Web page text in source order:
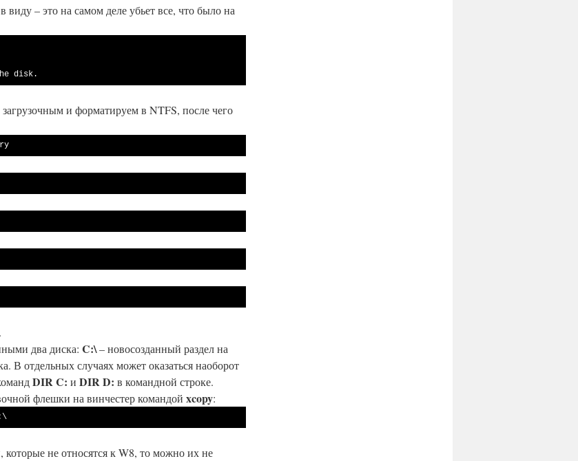
– это на самом деле убьет все, что было на
disk.
и форматируем в NTFS, после чего
.
два диска: C:\– новосозданный раздел на
В отдельных случаях может оказаться наоборот
DIR C: и DIR D: в командной строке.
флешки на винчестер командой xcopy:
которые не относятся к W8, то можно их не